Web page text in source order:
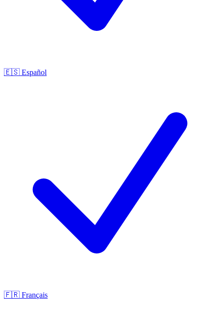
🇪🇸 Español
🇫🇷 Français